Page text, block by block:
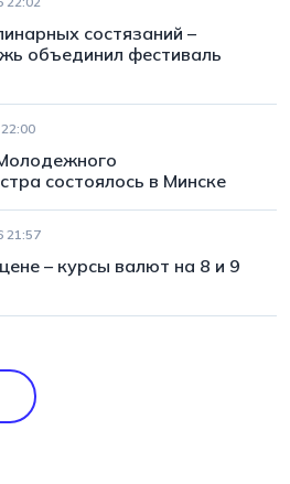
состязаний –
объединил фестиваль
состоялось в Минске
21:57
– курсы валют на 8 и 9